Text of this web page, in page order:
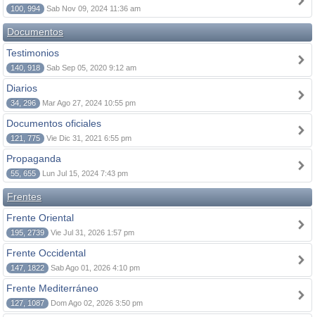
100, 994 Sab Nov 09, 2024 11:36 am
Documentos
Testimonios
140, 918 Sab Sep 05, 2020 9:12 am
Diarios
34, 296 Mar Ago 27, 2024 10:55 pm
Documentos oficiales
121, 775 Vie Dic 31, 2021 6:55 pm
Propaganda
55, 655 Lun Jul 15, 2024 7:43 pm
Frentes
Frente Oriental
195, 2739 Vie Jul 31, 2026 1:57 pm
Frente Occidental
147, 1822 Sab Ago 01, 2026 4:10 pm
Frente Mediterráneo
127, 1087 Dom Ago 02, 2026 3:50 pm